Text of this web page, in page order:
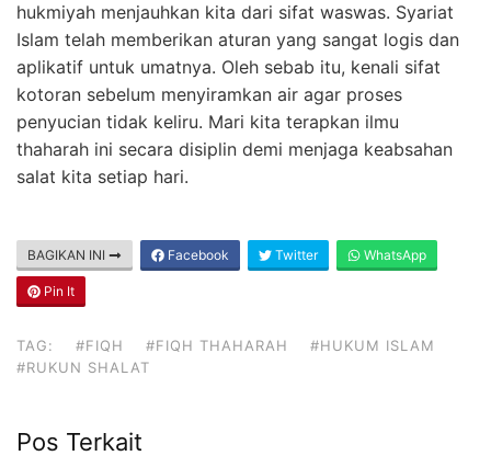
hukmiyah menjauhkan kita dari sifat waswas. Syariat
Islam telah memberikan aturan yang sangat logis dan
aplikatif untuk umatnya. Oleh sebab itu, kenali sifat
kotoran sebelum menyiramkan air agar proses
penyucian tidak keliru. Mari kita terapkan ilmu
thaharah ini secara disiplin demi menjaga keabsahan
salat kita setiap hari.
BAGIKAN INI Facebook Twitter WhatsApp
Pin It
TAG: #FIQH #FIQH THAHARAH
#HUKUM ISLAM
#RUKUN SHALAT
Pos Terkait